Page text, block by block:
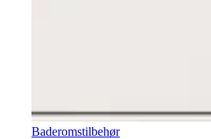
Baderomstilbehør